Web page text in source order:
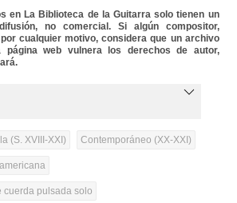
en La Biblioteca de la Guitarra solo tienen un
no comercial. Si algún compositor,
cualquier motivo, considera que un archivo
página web vulnera los derechos de autor,
(S. XVIII-XXI) Contemporáneo (XX-XXI)
cuerda pulsada solo